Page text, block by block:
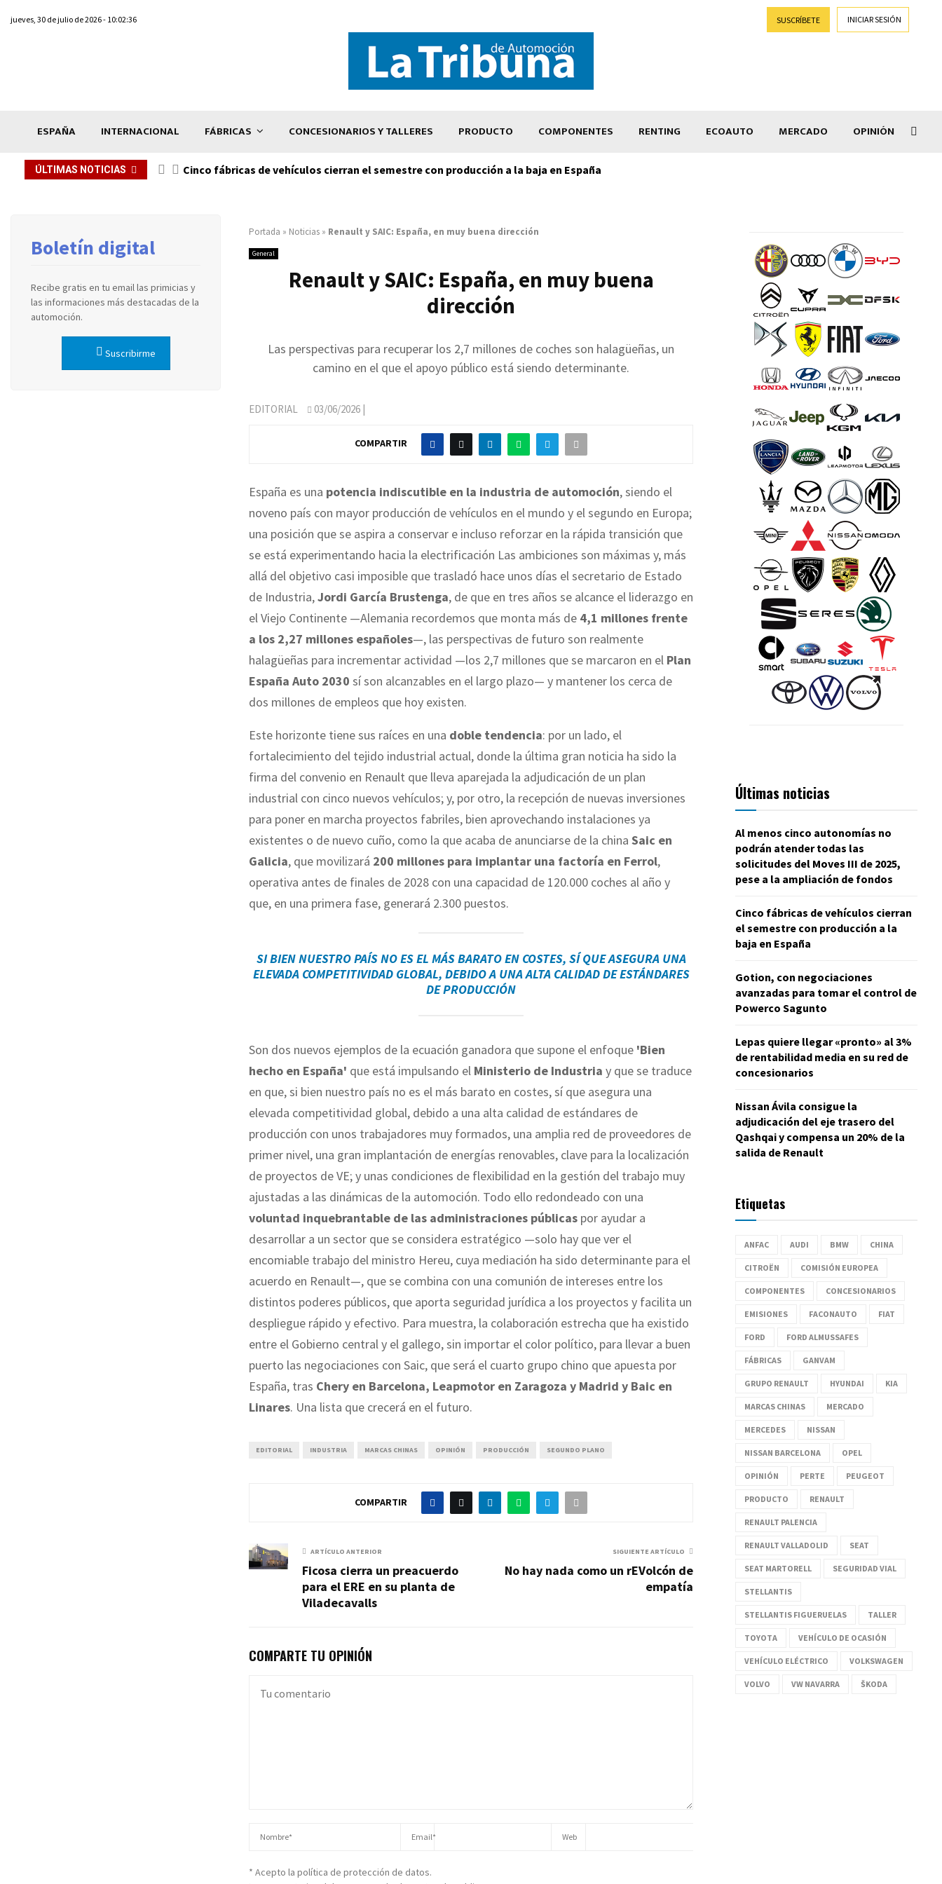
jueves, 30 de julio de 2026 - 10:02:36 SUSCRÍBETE INICIAR SESIÓN
ESPAÑA INTERNACIONAL FÁBRICAS CONCESIONARIOS Y TALLERES PRODUCTO COMPONENTES RENTING ECOAUTO MERCADO OPINIÓN
ÚLTIMAS NOTICIAS Cinco fábricas de vehículos cierran el semestre con producción a la baja en España
Portada » Noticias » Renault y SAIC: España, en muy buena dirección
General
Renault y SAIC: España, en muy buena
dirección
Las perspectivas para recuperar los 2,7 millones de coches son halagüeñas, un
camino en el que el apoyo público está siendo determinante.
EDITORIAL 03/06/2026 |
COMPARTIR
España es una potencia indiscutible en la industria de automoción, siendo el
noveno país con mayor producción de vehículos en el mundo y el segundo en Europa;
una posición que se aspira a conservar e incluso reforzar en la rápida transición que
se está experimentando hacia la electrificación Las ambiciones son máximas y, más
allá del objetivo casi imposible que trasladó hace unos días el secretario de Estado
de Industria,Jordi García Brustenga, de que en tres años se alcance el liderazgo en
el Viejo Continente —Alemania recordemos que monta más de 4,1 millones frente
a los 2,27 millones españoles—, las perspectivas de futuro son realmente
halagüeñas para incrementar actividad —los 2,7 millones que se marcaron en el Plan
España Auto 2030 sí son alcanzables en el largo plazo— y mantener los cerca de
dos millones de empleos que hoy existen.
Este horizonte tiene sus raíces en una doble tendencia: por un lado, el
fortalecimiento del tejido industrial actual, donde la última gran noticia ha sido la
firma del convenio en Renault que lleva aparejada la adjudicación de un plan
industrial con cinco nuevos vehículos; y, por otro, la recepción de nuevas inversiones
para poner en marcha proyectos fabriles, bien aprovechando instalaciones ya
existentes o de nuevo cuño, como la que acaba de anunciarse de la china Saic en
Galicia, que movilizará 200 millones para implantar una factoría en Ferrol,
operativa antes de finales de 2028 con una capacidad de 120.000 coches al año y
que, en una primera fase, generará 2.300 puestos.
SI BIEN NUESTRO PAÍS NO ES EL MÁS BARATO EN COSTES, SÍ QUE ASEGURA UNA
ELEVADA COMPETITIVIDAD GLOBAL, DEBIDO A UNA ALTA CALIDAD DE ESTÁNDARES
DE PRODUCCIÓN
Son dos nuevos ejemplos de la ecuación ganadora que supone el enfoque 'Bien
hecho en España' que está impulsando el Ministerio de Industria y que se traduce
en que, si bien nuestro país no es el más barato en costes, sí que asegura una
elevada competitividad global, debido a una alta calidad de estándares de
producción con unos trabajadores muy formados, una amplia red de proveedores de
primer nivel, una gran implantación de energías renovables, clave para la localización
de proyectos de VE; y unas condiciones de flexibilidad en la gestión del trabajo muy
ajustadas a las dinámicas de la automoción. Todo ello redondeado con una
voluntad inquebrantable de las administraciones públicas por ayudar a
desarrollar a un sector que se considera estratégico —solo hay que ver el
encomiable trabajo del ministro Hereu, cuya mediación ha sido determinante para el
acuerdo en Renault—, que se combina con una comunión de intereses entre los
distintos poderes públicos, que aporta seguridad jurídica a los proyectos y facilita un
despliegue rápido y efectivo. Para muestra, la colaboración estrecha que ha existido
entre el Gobierno central y el gallego, sin importar el color político, para llevar a buen
puerto las negociaciones con Saic, que será el cuarto grupo chino que apuesta por
España, tras Chery en Barcelona, Leapmotor en Zaragoza y Madrid y Baic en
Linares. Una lista que crecerá en el futuro.
EDITORIAL INDUSTRIA MARCAS CHINAS OPINIÓN PRODUCCIÓN SEGUNDO PLANO
COMPARTIR
ARTÍCULO ANTERIOR
Ficosa cierra un preacuerdo
para el ERE en su planta de
Viladecavalls
SIGUIENTE ARTÍCULO
No hay nada como un rEVolcón de
empatía
COMPARTE TU OPINIÓN
* Acepto la política de protección de datos.
Boletín digital
Recibe gratis en tu email las primicias y
las informaciones más destacadas de la
automoción.
Suscribirme
Últimas noticias
Al menos cinco autonomías no
podrán atender todas las
solicitudes del Moves III de 2025,
pese a la ampliación de fondos
Cinco fábricas de vehículos cierran
el semestre con producción a la
baja en España
Gotion, con negociaciones
avanzadas para tomar el control de
Powerco Sagunto
Lepas quiere llegar «pronto» al 3%
de rentabilidad media en su red de
concesionarios
Nissan Ávila consigue la
adjudicación del eje trasero del
Qashqai y compensa un 20% de la
salida de Renault
Etiquetas
ANFAC AUDI BMW CHINA
CITROËN COMISIÓN EUROPEA
COMPONENTES CONCESIONARIOS
EMISIONES FACONAUTO FIAT
FORD FORD ALMUSSAFES
FÁBRICAS GANVAM
GRUPO RENAULT HYUNDAI KIA
MARCAS CHINAS MERCADO
MERCEDES NISSAN
NISSAN BARCELONA OPEL
OPINIÓN PERTE PEUGEOT
PRODUCTO RENAULT
RENAULT PALENCIA
RENAULT VALLADOLID SEAT
SEAT MARTORELL SEGURIDAD VIAL
STELLANTIS
STELLANTIS FIGUERUELAS TALLER
TOYOTA VEHÍCULO DE OCASIÓN
VEHÍCULO ELÉCTRICO VOLKSWAGEN
VOLVO VW NAVARRA ŠKODA